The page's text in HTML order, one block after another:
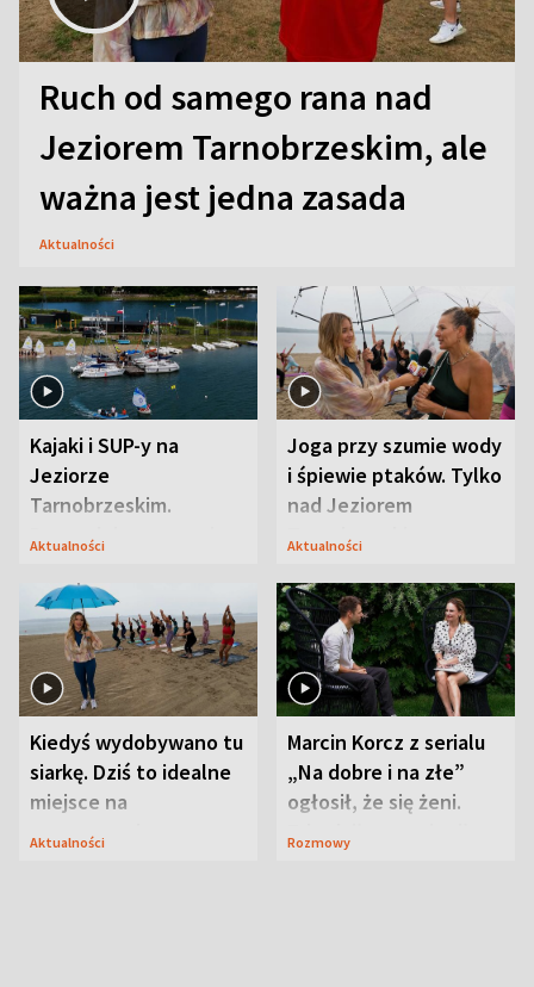
Ruch od samego rana nad
Jeziorem Tarnobrzeskim, ale
ważna jest jedna zasada
Aktualności
Kajaki i SUP-y na
Jeziorze
Tarnobrzeskim.
Przyrodnicy zwracają
Aktualności
Joga przy szumie wody
i śpiewie ptaków. Tylko
nad Jeziorem
Tarnobrzeskim
Aktualności
Kiedyś wydobywano tu
siarkę. Dziś to idealne
miejsce na
wypoczynek
Aktualności
Marcin Korcz z serialu
„Na dobre i na złe”
ogłosił, że się żeni.
Zdradził, co zmienił
Rozmowy